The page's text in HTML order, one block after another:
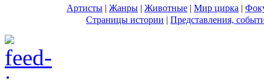
Артисты | Жанры | Животные | Мир цирка |
Страницы истории | Представления,